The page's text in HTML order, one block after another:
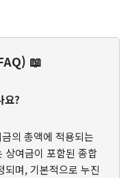
📖
요?
의 총액에 적용되는
상여금이 포함된 종합
되며, 기본적으로 누진